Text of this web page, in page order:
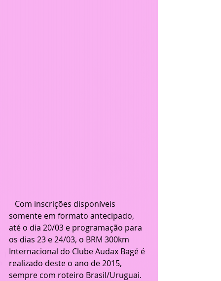
somente em formato antecipado,
até o dia 20/03 e programação para
os dias 23 e 24/03, o BRM 300km
Internacional do Clube Audax Bagé é
realizado deste o ano de 2015,
sempre com roteiro Brasil/Uruguai.